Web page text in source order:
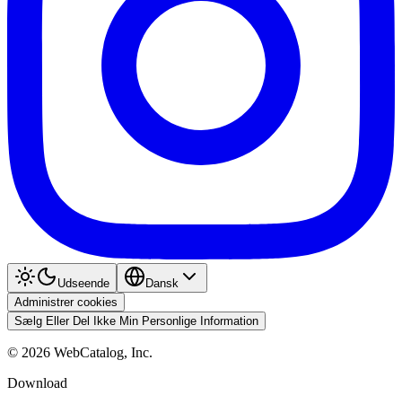
Udseende
Dansk
Administrer cookies
Sælg Eller Del Ikke Min Personlige Information
© 2026 WebCatalog, Inc.
Download